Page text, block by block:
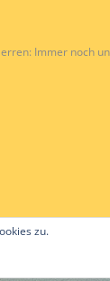
Immer noch
zu.